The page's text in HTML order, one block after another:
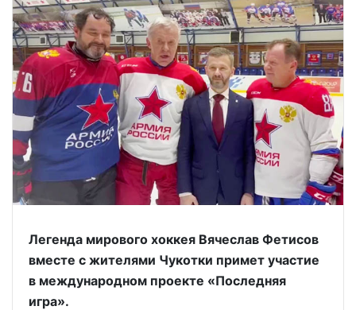
Легенда мирового хоккея Вячеслав Фетисов
вместе с жителями Чукотки примет участие
в международном проекте «Последняя
игра».